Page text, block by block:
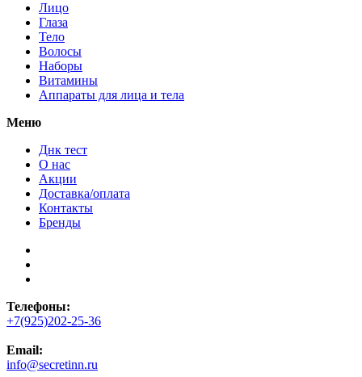
Лицо
Глаза
Тело
Волосы
Наборы
Витамины
Аппараты для лица и тела
Меню
Днк тест
О нас
Акции
Доставка/оплата
Контакты
Бренды
Телефоны:
+7(925)202-25-36
Email:
info@secretinn.ru